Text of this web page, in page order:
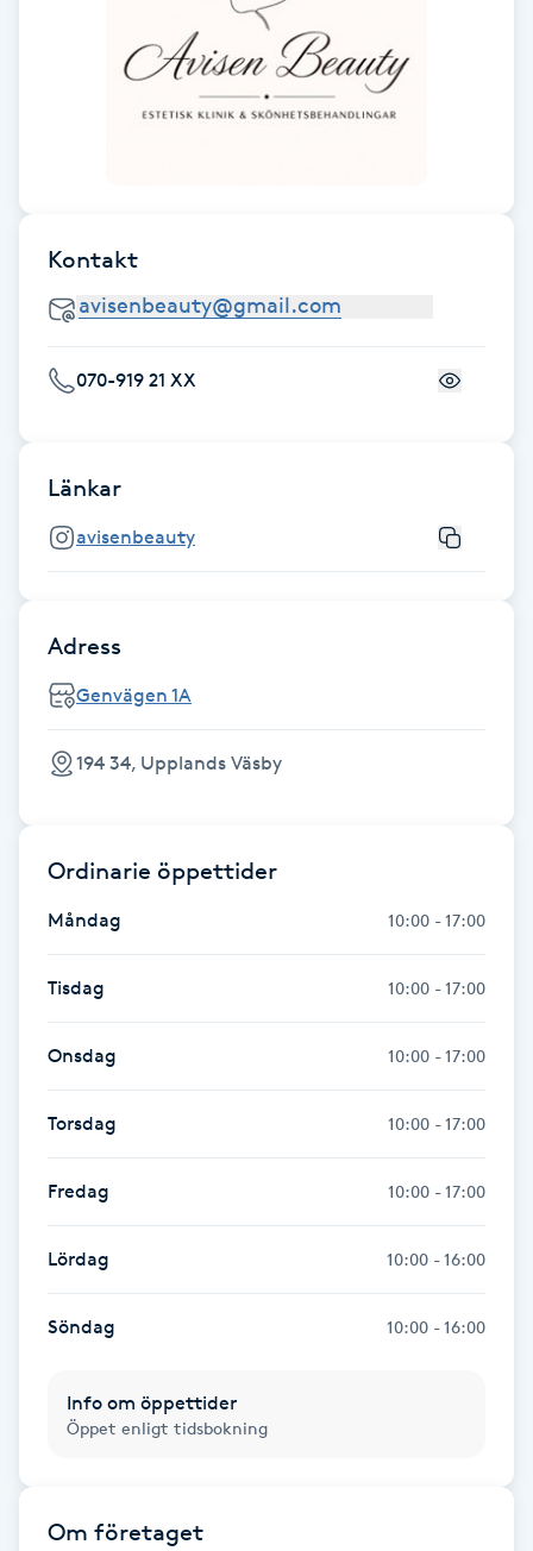
Mixfransar
Nagelförlängning gelé
Nagelförlängning glasfiber
Nagelförstärkning
Nagelsvamp
Nageltrång
Nagelvård
Naglar borttagning
Naglar reparation
Naprapati
Navelpiercing
NBE-massage
Ny frisyr
Olaplex
Kontakt
070-919 21 XX
Länkar
avisenbeauty
Adress
Genvägen 1A
194 34, Upplands Väsby
Ordinarie öppettider
Måndag 10:00 - 17:00
Tisdag 10:00 - 17:00
Onsdag 10:00 - 17:00
Torsdag 10:00 - 17:00
Fredag 10:00 - 17:00
Lördag 10:00 - 16:00
Söndag 10:00 - 16:00
Info om öppettider
Öppet enligt tidsbokning
Om företaget